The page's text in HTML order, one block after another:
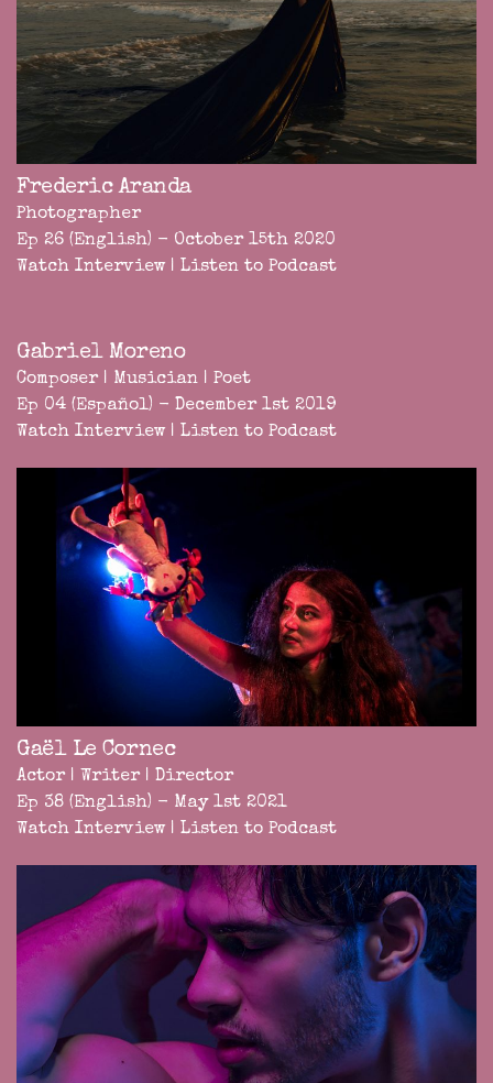
Frederic Aranda
Photographer
Ep 26 (English) - October 15th 2020
Watch Interview | Listen to Podcast
Gabriel Moreno
Composer | Musician | Poet
Ep 04 (Español) - December 1st 2019
Watch Interview | Listen to Podcast
Gaël Le Cornec
Actor | Writer | Director
Ep 38 (English) - May 1st 2021
Watch Interview | Listen to Podcast